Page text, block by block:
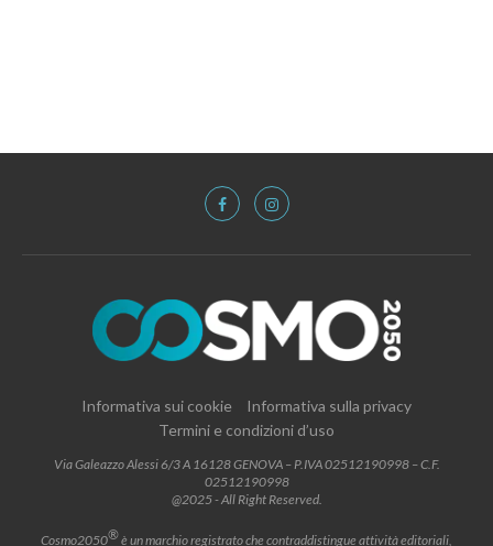
Informativa sui cookie
Informativa sulla privacy
Termini e condizioni d’uso
Via Galeazzo Alessi 6/3 A 16128 GENOVA – P.IVA 02512190998 – C.F.
02512190998
@2025 - All Right Reserved.
Cosmo2050®è un marchio registrato che contraddistingue attività editoriali,